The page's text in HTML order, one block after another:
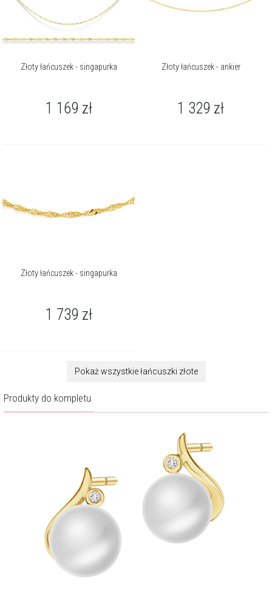
Złoty łańcuszek - singapurka
1 169 zł
Złoty łańcuszek - ankier
1 329 zł
Złoty łańcuszek - singapurka
1 739 zł
Pokaż wszystkie łańcuszki złote
Produkty do kompletu